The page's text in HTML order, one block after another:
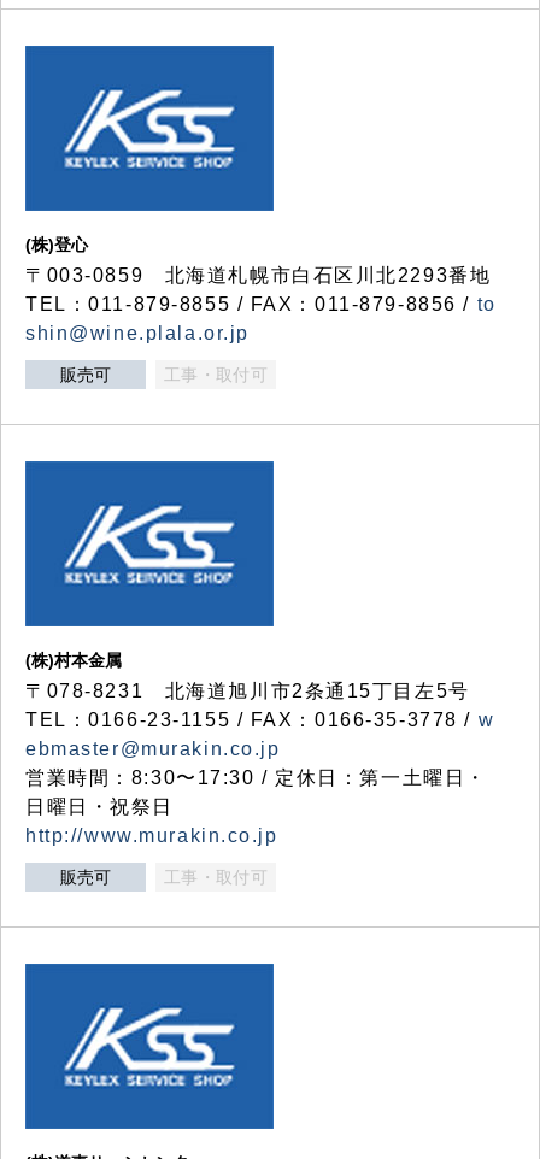
(株)登心
〒003-0859 北海道札幌市白石区川北2293番地
TEL：011-879-8855 / FAX：011-879-8856 / to
shin@wine.plala.or.jp
販売可 工事・取付可
(株)村本金属
〒078-8231 北海道旭川市2条通15丁目左5号
TEL：0166-23-1155 / FAX：0166-35-3778 / w
ebmaster@murakin.co.jp
営業時間：8:30〜17:30 / 定休日：第一土曜日・
日曜日・祝祭日
http://www.murakin.co.jp
販売可 工事・取付可